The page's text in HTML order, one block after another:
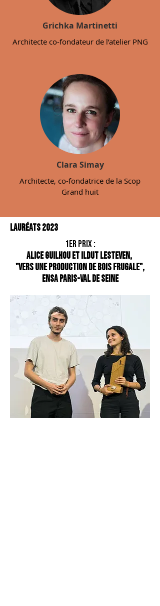
Grichka Martinetti
Architecte co-fondateur de l’atelier PNG
Clara Simay
Architecte, co-fondatrice de la Scop
Grand huit
Lauréats 2023
1er prix :
Alice GUILHOU et Ildut LESTEVEN,
"Vers une production de bois frugale",
ENSA Paris-Val de Seine